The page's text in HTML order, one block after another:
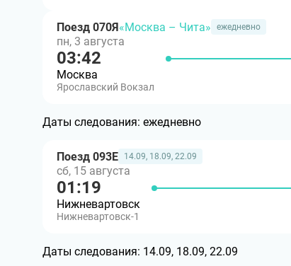
Поезд 070Я«Москва – Чита» ежедневно
пн, 3 августа
03:42
Москва
Ярославский Вокзал
Даты следования: ежедневно
Поезд 093Е 14.09, 18.09, 22.09
сб, 15 августа
01:19
Нижневартовск
Нижневартовск-1
Даты следования: 14.09, 18.09, 22.09